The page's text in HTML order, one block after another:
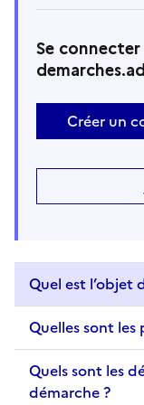
Se
Créer un
Quel est l’objet
Quelles sont
Quels sont les
démarche ?